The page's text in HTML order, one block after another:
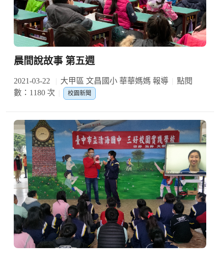
晨間說故事 第五週
2021-03-22 大甲區 文昌國小 華華媽媽 報導
點閱
數：1180 次
校園新聞